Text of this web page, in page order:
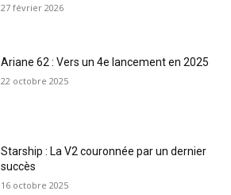
27 février 2026
Ariane 62 : Vers un 4e lancement en 2025
22 octobre 2025
Starship : La V2 couronnée par un dernier
succès
16 octobre 2025